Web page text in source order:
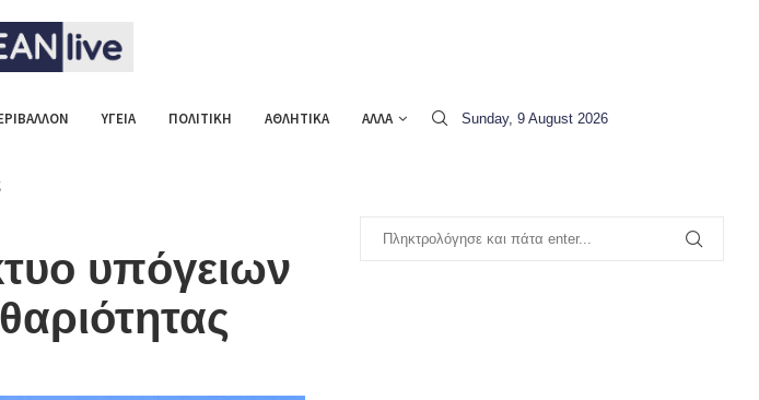
ΥΓΕΙΑ ΠΟΛΙΤΙΚΗ ΑΘΛΗΤΙΚΑ ΑΛΛΑ Sunday, 9 August 2026
υπόγειων